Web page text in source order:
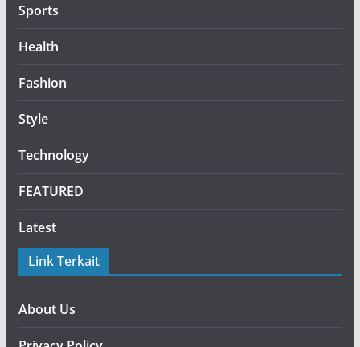
Sports
Health
Fashion
Style
Technology
FEATURED
Latest
Link Terkait
About Us